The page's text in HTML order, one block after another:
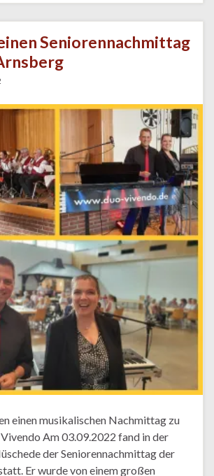
Seniorennachmittag
einen musikalischen Nachmittag zu
Am 03.09.2022 fand in der
der Seniorennachmittag der
Er wurde von einem großen